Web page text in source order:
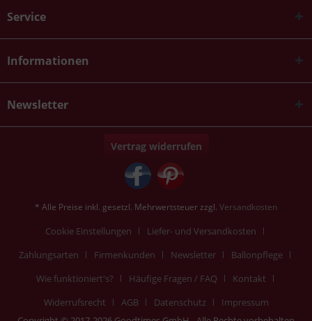
Service
Informationen
Newsletter
Vertrag widerrufen
* Alle Preise inkl. gesetzl. Mehrwertsteuer zzgl. Versandkosten
Cookie Einstellungen
Liefer- und Versandkosten
Zahlungsarten
Firmenkunden Newsletter
Ballonpflege
Wie funktioniert's?
Häufige Fragen / FAQ
Kontakt
Widerrufsrecht
AGB Datenschutz
Impressum